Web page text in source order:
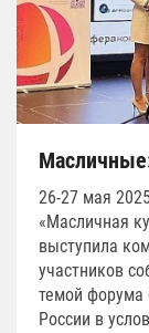
26-27 мая
«Масличная
выступила
участников
темой форума
России в